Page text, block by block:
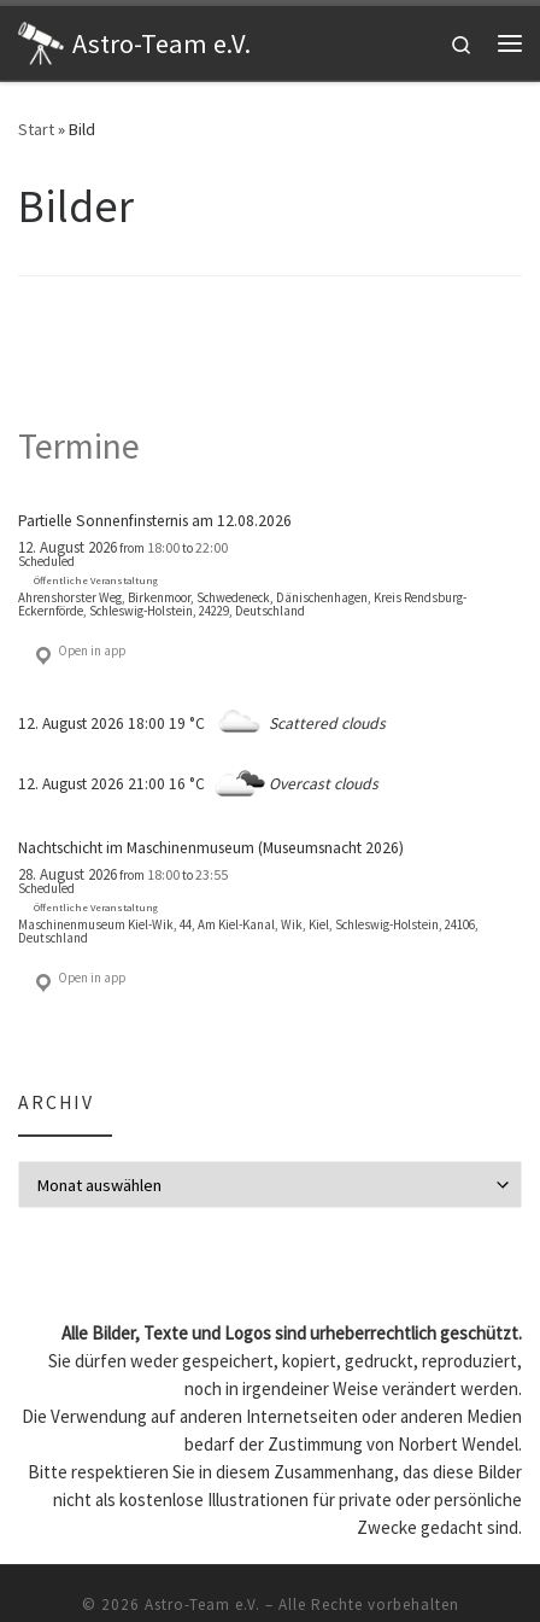
Zum Inhalt springen
Astro-Team e.V.
Search
Start»Bild
Bilder
Termine
Partielle Sonnenfinsternis am 12.08.2026
12. August 2026from 18:00to22:00
Scheduled
Öffentliche Veranstaltung
Ahrenshorster Weg, Birkenmoor, Schwedeneck, Dänischenhagen, Kreis Rendsburg-
Eckernförde, Schleswig-Holstein, 24229, Deutschland
Open in app
12. August 2026 18:00 19 °C Scattered clouds
12. August 2026 21:00 16 °C Overcast clouds
Nachtschicht im Maschinenmuseum (Museumsnacht 2026)
28. August 2026from 18:00to23:55
Scheduled
Öffentliche Veranstaltung
Maschinenmuseum Kiel-Wik, 44, Am Kiel-Kanal, Wik, Kiel, Schleswig-Holstein, 24106,
Deutschland
Open in app
ARCHIV
Alle Bilder, Texte und Logos sind urheberrechtlich geschützt.
Sie dürfen weder gespeichert, kopiert, gedruckt, reproduziert,
noch in irgendeiner Weise verändert werden.
Die Verwendung auf anderen Internetseiten oder anderen Medien
bedarf der Zustimmung von Norbert Wendel.
Bitte respektieren Sie in diesem Zusammenhang, das diese Bilder
nicht als kostenlose Illustrationen für private oder persönliche
Zwecke gedacht sind.
© 2026 Astro-Team e.V. – Alle Rechte vorbehalten